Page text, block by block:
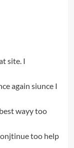
site. I
again siunce I
wayy too
too help